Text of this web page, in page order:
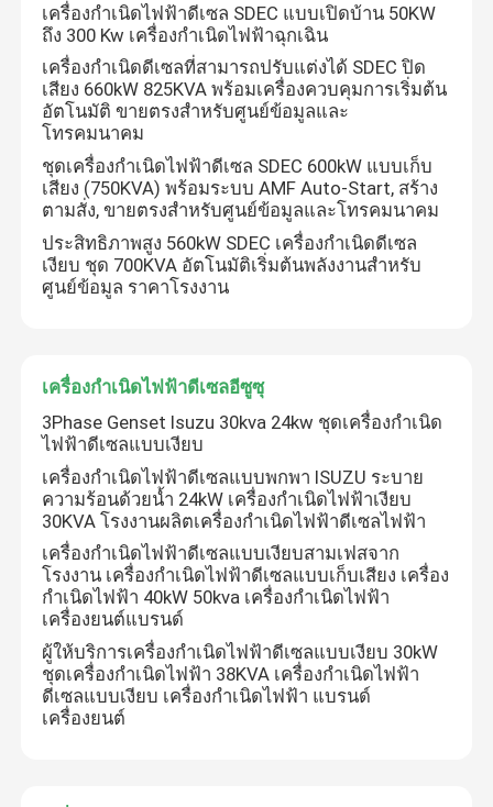
ควบคุมคุณภาพ
ขอใบเสนอราคา
เครื่องกำเนิดไฟฟ้าดีเซลคัมมินส์
เครื่องกำเนิดไฟฟ้าดีเซล เพอร์กินส์
เครื่องกำเนิดไฟฟ้าดีเซล ฟอร์เด
เครื่องกำเนิดไฟฟ้าดีเซล Yangdong
YUCHAI เครื่องกำเนิดไฟฟ้าดีเซล
เครื่องกำเนิดไฟฟ้าดีเซลของริคาร์โด
Weichai เครื่องกำเนิดไฟฟ้าดีเซล
เครื่องกำเนิดไฟฟ้าดีเซล SDEC
เครื่องกำเนิดไฟฟ้าดีเซลอีซูซุ
เครื่องกำเนิดไฟฟ้าดีเซล SDEC แบบเปิดบ้าน 50KW
ถึง 300 Kw เครื่องกำเนิดไฟฟ้าฉุกเฉิน
เครื่องกําเนิดดีเซลที่สามารถปรับแต่งได้ SDEC ปิด
เสียง 660kW 825KVA พร้อมเครื่องควบคุมการเริ่มต้น
อัตโนมัติ ขายตรงสําหรับศูนย์ข้อมูลและ
โทรคมนาคม
ชุดเครื่องกำเนิดไฟฟ้าดีเซล SDEC 600kW แบบเก็บ
เสียง (750KVA) พร้อมระบบ AMF Auto-Start, สร้าง
ตามสั่ง, ขายตรงสำหรับศูนย์ข้อมูลและโทรคมนาคม
ประสิทธิภาพสูง 560kW SDEC เครื่องกําเนิดดีเซล
เงียบ ชุด 700KVA อัตโนมัติเริ่มต้นพลังงานสําหรับ
ศูนย์ข้อมูล ราคาโรงงาน
เครื่องกำเนิดไฟฟ้าดีเซลอีซูซุ
3Phase Genset Isuzu 30kva 24kw ชุดเครื่องกำเนิด
ไฟฟ้าดีเซลแบบเงียบ
เครื่องกำเนิดไฟฟ้าดีเซลแบบพกพา ISUZU ระบาย
ความร้อนด้วยน้ำ 24kW เครื่องกำเนิดไฟฟ้าเงียบ
30KVA โรงงานผลิตเครื่องกำเนิดไฟฟ้าดีเซลไฟฟ้า
เครื่องกำเนิดไฟฟ้าดีเซลแบบเงียบสามเฟสจาก
โรงงาน เครื่องกำเนิดไฟฟ้าดีเซลแบบเก็บเสียง เครื่อง
กำเนิดไฟฟ้า 40kW 50kva เครื่องกำเนิดไฟฟ้า
เครื่องยนต์แบรนด์
ผู้ให้บริการเครื่องกำเนิดไฟฟ้าดีเซลแบบเงียบ 30kW
ชุดเครื่องกำเนิดไฟฟ้า 38KVA เครื่องกำเนิดไฟฟ้า
ดีเซลแบบเงียบ เครื่องกำเนิดไฟฟ้า แบรนด์
เครื่องยนต์